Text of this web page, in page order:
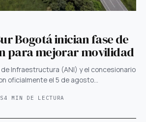
Bogotá inician fase de
para mejorar movilidad
Infraestructura (ANI) y el concesionario
oficialmente el 5 de agosto…
4 MIN DE LECTURA